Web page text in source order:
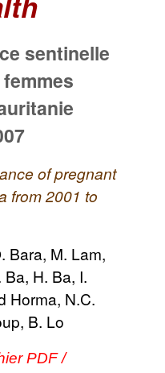
sentinelle
of pregnant
from 2001 to
Bara, M. Lam,
H. Ba, I.
Horma, N.C.
B. Lo
PDF /